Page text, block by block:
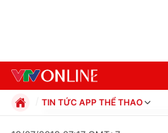
TIN TỨC APP THỂ THAO